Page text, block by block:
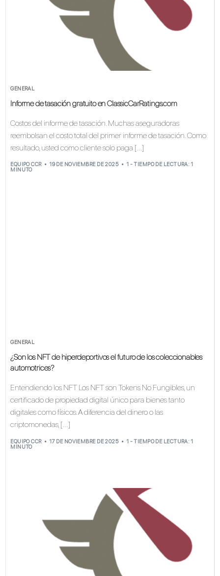
GENERAL
Informe de tasación gratuito en ClassicCarRatings.com
Costos del informe de tasación. Muchas aseguradoras
reembolsan el costo total del primer informe de tasación. Como
resultado, usted como cliente solo paga […]
EQUIPO CCR 19 DE NOVIEMBRE DE 2025
1 - TIEMPO DE LECTURA: 1
MINUTO
GENERAL
¿Son los NFT de hiperdeportivos el futuro de los coleccionables
automotrices?
Entendiendo los NFT Los NFT son Tokens No Fungibles, un
certificado de propiedad digital único para bienes tanto
digitales como físicos. A diferencia del dinero o las
criptomonedas, [...]
EQUIPO CCR 17 DE NOVIEMBRE DE 2025
1 - TIEMPO DE LECTURA: 1
MINUTO